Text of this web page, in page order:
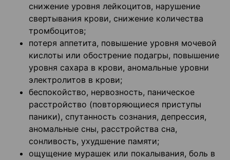
снижение уровня лейкоцитов, нарушение
свертывания крови, снижение количества
тромбоцитов;
потеря аппетита, повышение уровня мочевой
кислоты или обострение подагры, повышение
уровня сахара в крови, аномальные уровни
электролитов в крови;
беспокойство, нервозность, паническое
расстройство (повторяющиеся приступы
паники), спутанность сознания, депрессия,
аномальные сны, расстройства сна,
сонливость, ухудшение памяти;
ощущение мурашек или покалывания, боль в